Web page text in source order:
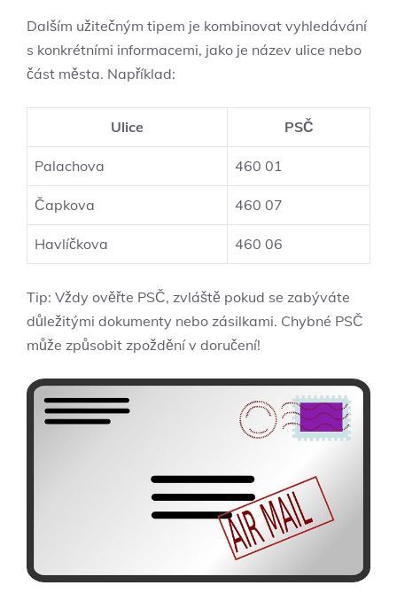
Dalším užitečným tipem je kombinovat vyhledávání
s konkrétními informacemi, jako je název ulice nebo
část města. Například:
Ulice PSČ
Palachova 460 01
Čapkova 460 07
Havlíčkova 460 06
Tip: Vždy ověřte PSČ, zvláště pokud se zabýváte
důležitými dokumenty nebo zásilkami. Chybné PSČ
může způsobit zpoždění v doručení!